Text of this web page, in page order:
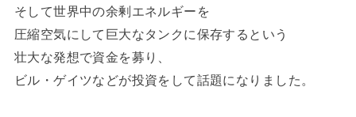
そして世界中の余剰エネルギーを
圧縮空気にして巨大なタンクに保存するという
壮大な発想で資金を募り、
ビル・ゲイツなどが投資をして話題になりました。